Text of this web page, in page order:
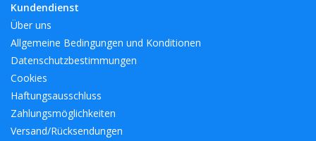
Kundendienst
Über uns
Allgemeine Bedingungen und Konditionen
Datenschutzbestimmungen
Cookies
Haftungsausschluss
Zahlungsmöglichkeiten
Versand/Rücksendungen